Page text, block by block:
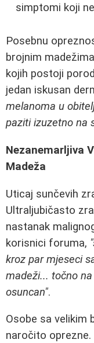
simptomi koji
Posebnu
brojnim
kojih postoji
jedan iskusan
melanoma u
paziti izuzetno na
Nezanemarljiva
Madeža
Uticaj sunčevih
Ultraljubičasto
nastanak
korisnici foruma,
kroz par mjeseci
madeži... točno
osuncan".
Osobe sa velikim
naročito